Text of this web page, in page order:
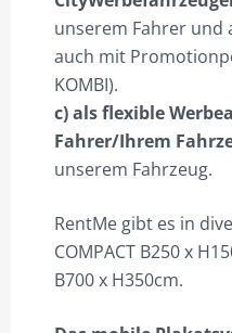
unserem Fahrer und
auch mit
KOMBI).
c) als flexible
Fahrer/Ihrem
unserem Fahrzeug.
RentMe gibt es in
COMPACT B250 x
B700 x H350cm.